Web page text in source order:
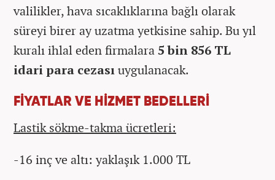
valilikler, hava sıcaklıklarına bağlı olarak
süreyi birer ay uzatma yetkisine sahip. Bu yıl
kuralı ihlal eden firmalara5 bin 856 TL
idari para cezasıuygulanacak.
FİYATLAR VE HİZMET BEDELLERİ
Lastik sökme-takma ücretleri:
-16 inç ve altı: yaklaşık 1.000 TL